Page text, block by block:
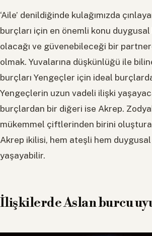
‘Aile’ denildiğinde kulağımızda
burçları için en önemli konu duygusal
olacağı ve güvenebileceği bir
olmak. Yuvalarına düşkünlüğü ile
burçları Yengeçler için ideal
Yengeçlerin uzun vadeli ilişki
burçlardan bir diğeri ise Akrep.
mükemmel çiftlerinden birini
Akrep ikilisi, hem ateşli hem
yaşayabilir.
İlişkilerde Aslan burcu